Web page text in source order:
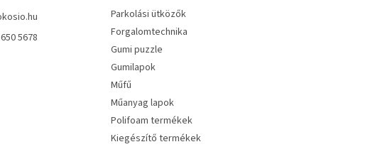
5678
Parkolási ütközők
Forgalomtechnika
Gumi puzzle
Gumilapok
Műfű
Műanyag lapok
Polifoam termékek
Kiegészítő termékek